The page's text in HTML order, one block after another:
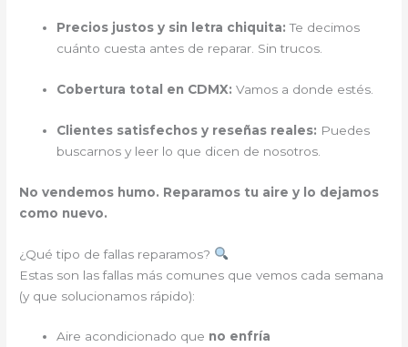
Precios justos y sin letra chiquita: Te decimos
cuánto cuesta antes de reparar. Sin trucos.
Cobertura total en CDMX: Vamos a donde estés.
Clientes satisfechos y reseñas reales: Puedes
buscarnos y leer lo que dicen de nosotros.
No vendemos humo. Reparamos tu aire y lo dejamos
como nuevo.
¿Qué tipo de fallas reparamos?
Estas son las fallas más comunes que vemos cada semana
(y que solucionamos rápido):
Aire acondicionado que no enfría